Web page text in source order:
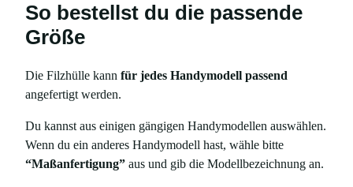
So bestellst du die passende
Größe
Die Filzhülle kann für jedes Handymodell passend
angefertigt werden.
Du kannst aus einigen gängigen Handymodellen auswählen.
Wenn du ein anderes Handymodell hast, wähle bitte
“Maßanfertigung” aus und gib die Modellbezeichnung an.